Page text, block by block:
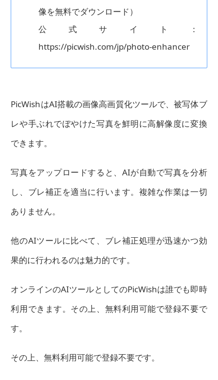
像を無料でダウンロード）
公式サイト：
https://picwish.com/jp/photo-enhancer
PicWishはAI搭載の画像高画質化ツールで、被写体ブ
レや手ぶれでぼやけた写真を鮮明に高解像度に変換
できます。
写真をアップロードすると、AIが自動で写真を分析
し、ブレ補正を適当に行います。複雑な作業は一切
ありません。
他のAIツールに比べて、ブレ補正処理が迅速かつ効
果的に行われるのは魅力的です。
オンラインのAIツールとしてのPicWishは誰でも即時
利用できます。その上、無料利用可能で登録不要で
す。
その上、無料利用可能で登録不要です。